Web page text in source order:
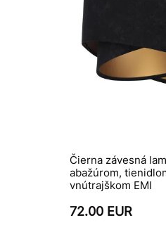
Čierna závesná
abažúrom,
vnútrajškom EMI
72.00 EUR